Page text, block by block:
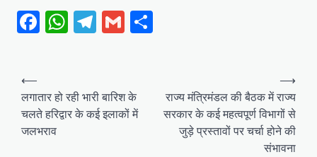
Facebook
WhatsApp
Telegram
Gmail
Post
navigation
⟵
लगातार हो रही भारी बारिश के
चलते हरिद्वार के कई इलाकों में
जलभराव
राज्य मंत्रिमंडल की बैठक में राज्य
सरकार के कई महत्वपूर्ण विभागों से
जुड़े प्रस्तावों पर चर्चा होने की
संभावना
⟶